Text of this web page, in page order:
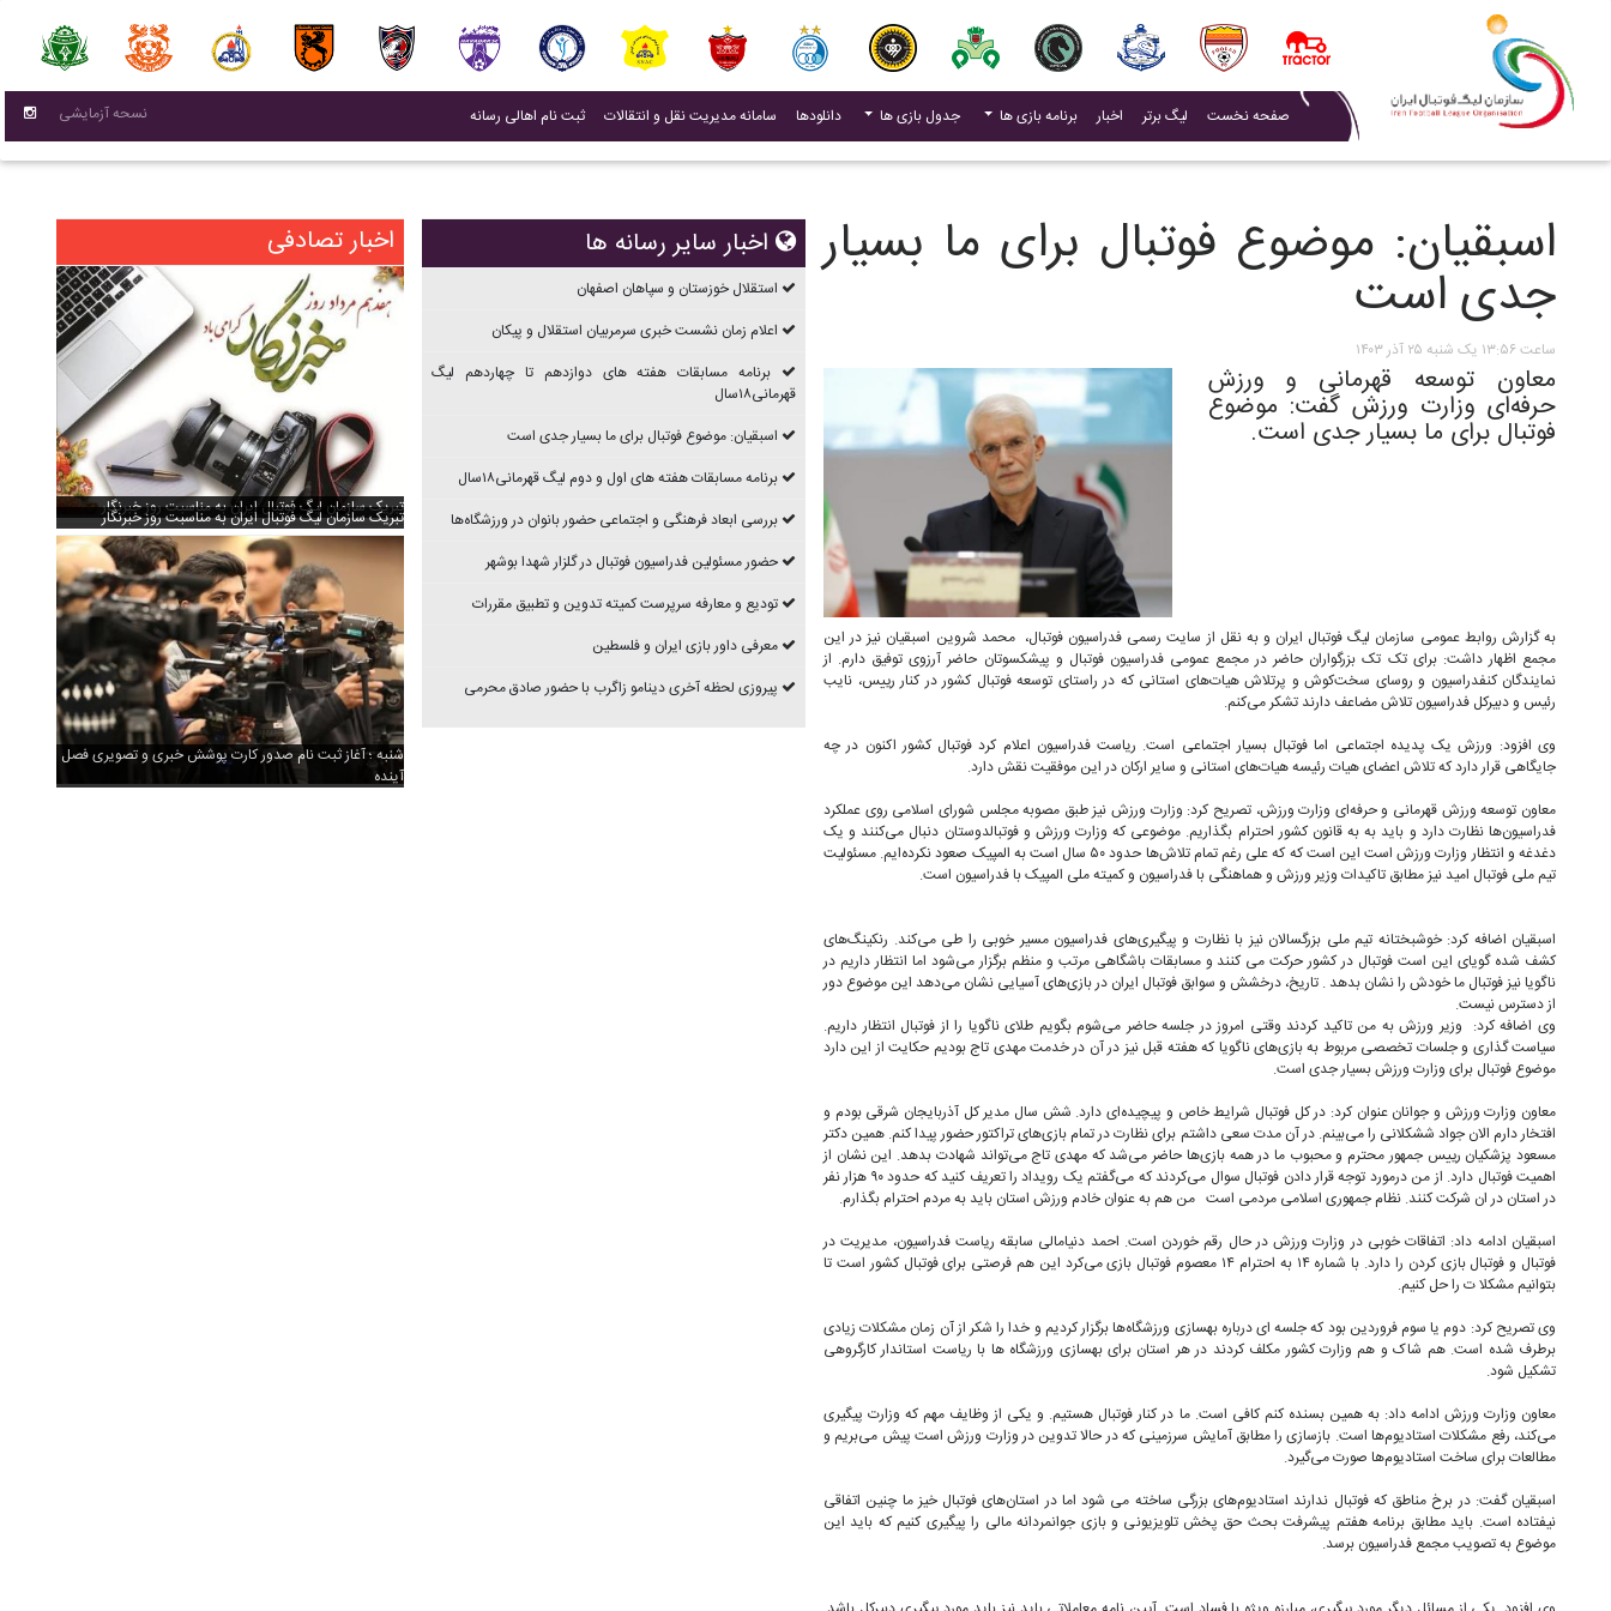
صفحه نخست لیگ برتر اخبار(current) برنامه بازی ها جدول بازی ها دانلودها سامانه مدیریت نقل و انتقالات
(current) ثبت نام اهالی رسانه
(current) نسحه آزمایشی
اسبقیان: موضوع فوتبال برای ما بسیار
جدی است
ساعت ۱۳:۵۶ یک شنبه ۲۵ آذر ۱۴۰۳
معاون توسعه قهرمانی و ورزش
حرفه‌ای وزارت ورزش گفت: موضوع
فوتبال برای ما بسیار جدی است.
به گزارش روابط عمومی سازمان لیگ فوتبال ایران و به نقل از سایت رسمی فدراسیون فوتبال، محمد شروین اسبقیان نیز در این
مجمع اظهار داشت: برای تک تک بزرگواران حاضر در مجمع عمومی فدراسیون فوتبال و پیشکسوتان حاضر آرزوی توفیق دارم. از
نمایندگان کنفدراسیون و روسای سخت‌کوش و پرتلاش هیات‌های استانی که در راستای توسعه فوتبال کشور در کنار رییس، نایب
رئیس و دبیرکل فدراسیون تلاش مضاعف دارند تشکر می‌کنم.
وی افزود: ورزش یک پدیده اجتماعی اما فوتبال بسیار اجتماعی است. ریاست فدراسیون اعلام کرد فوتبال کشور اکنون در چه
جایگاهی قرار دارد که تلاش اعضای هیات رئیسه هیات‌های استانی و سایر ارکان در این موفقیت نقش دارد‌.
معاون توسعه ورزش قهرمانی و حرفه‌ای وزارت ورزش، تصریح کرد: وزارت ورزش نیز طبق مصوبه مجلس شورای اسلامی روی عملکرد
فدراسیون‌ها نظارت دارد و باید به به قانون کشور احترام بگذاریم. موضوعی که وزارت ورزش و فوتبالدوستان دنبال می‌کنند و یک
دغدغه و انتظار وزارت ورزش است این است که که علی رغم تمام تلاش‌ها حدود ۵۰ سال است به المپیک صعود نکرده‌ایم. مسئولیت
تیم ملی فوتبال امید نیز مطابق تاکیدات وزیر ورزش و هماهنگی با فدراسیون و کمیته ملی المپیک با فدراسیون است.
اسبقیان اضافه کرد: خوشبختانه تیم ملی بزرگسالان نیز با نظارت و پیگیری‌های فدراسیون مسیر خوبی را طی می‌کند. رنکینگ‌های
کشف شده گویای این است فوتبال در کشور حرکت می کنند و مسابقات باشگاهی مرتب و منظم برگزار می‌شود اما انتظار داریم در
ناگویا نیز فوتبال ما خودش را نشان بدهد . تاریخ، درخشش و سوابق فوتبال ایران در بازی‌های آسیایی نشان می‌دهد این موضوع دور
از دسترس نیست.
وی اضافه کرد: وزیر ورزش به من تاکید کردند وقتی امروز در جلسه حاضر می‌شوم بگویم طلای ناگویا را از فوتبال انتظار داریم.
سیاست گذاری و جلسات تخصصی مربوط به بازی‌های ناگویا که هفته قبل نیز در آن در خدمت مهدی تاج بودیم حکایت از این دارد
موضوع فوتبال برای وزارت ورزش بسیار جدی است.
معاون وزارت ورزش و جوانان عنوان کرد: در کل فوتبال شرایط خاص و پیچیده‌ای دارد. شش سال مدیر کل آذربایجان شرقی بودم و
افتخار دارم الان جواد ششکلانی را می‌بینم. در آن مدت سعی داشتم برای نظارت در تمام بازی‌های تراکتور حضور پیدا کنم. همین دکتر
مسعود پزشکیان رییس جمهور محترم و محبوب ما در همه بازی‌ها حاضر می‌شد که مهدی تاج می‌تواند شهادت بدهد. این نشان از
اهمیت فوتبال دارد. از من درمورد توجه قرار دادن فوتبال سوال می‌کردند که می‌گفتم یک رویداد را تعریف کنید که حدود ۹۰ هزار نفر
در استان در ان شرکت کنند. نظام جمهوری اسلامی مردمی است من هم به عنوان خادم ورزش استان باید به مردم احترام بگذارم.
اسبقیان ادامه داد: اتفاقات خوبی در وزارت ورزش در حال رقم خوردن است. احمد دنیامالی سابقه ریاست فدراسیون، مدیریت در
فوتبال و فوتبال بازی کردن را دارد. با شماره ۱۴ به احترام ۱۴ معصوم فوتبال بازی می‌کرد این هم فرصتی برای فوتبال کشور است تا
بتوانیم مشکلا ت را حل کنیم.
وی تصریح کرد: دوم یا سوم فروردین بود که جلسه ای درباره بهسازی ورزشگاه‌ها برگزار کردیم و خدا را شکر از آن زمان مشکلات زیادی
برطرف شده است. هم شاک و هم وزارت کشور مکلف کردند در هر استان برای بهسازی ورزشگاه ها با ریاست استاندار کارگروهی
تشکیل شود.
معاون وزارت ورزش ادامه داد: به همین بسنده کنم کافی است. ما در کنار فوتبال هستیم. و یکی از وظایف مهم که وزارت پیگیری
می‌کند، رفع مشکلات استادیوم‌ها است. بازسازی را مطابق آمایش سرزمینی که در حالا تدوین در وزارت ورزش است پیش می‌بریم و
مطالعات برای ساخت استادیوم‌ها صورت می‌گیرد.
اسبقیان گفت: در برخ مناطق که فوتبال ندارند استادیوم‌های بزرگی ساخته می شود اما در استان‌های فوتبال خیز ما چنین اتفاقی
نیفتاده است‌. باید مطابق برنامه هفتم پیشرفت بحث حق پخش تلویزیونی و بازی جوانمردانه مالی را پیگیری کنیم که باید این
موضوع به تصویب مجمع فدراسیون برسد.
اخبار سایر رسانه ها
استقلال خوزستان و سپاهان اصفهان
اعلام زمان نشست خبری سرمربیان استقلال و پیکان
برنامه مسابقات هفته های دوازدهم تا چهاردهم ليگ
قهرمانی۱۸سال
اسبقیان: موضوع فوتبال برای ما بسیار جدی است
برنامه مسابقات هفته های اول و دوم ليگ قهرمانی۱۸سال
بررسی ابعاد فرهنگی و اجتماعی حضور بانوان در ورزشگاه‌ها
حضور مسئولین فدراسیون فوتبال در گلزار شهدا بوشهر
تودیع و معارفه سرپرست کمیته تدوین و تطبیق مقررات
معرفی داور بازی ایران و فلسطین
پیروزی لحظه آخری دینامو زاگرب با حضور صادق محرمی
اخبار تصادفی
تبریک سازمان لیگ فوتبال ایران به مناسبت روز خبرنگار
تبریک سازمان لیگ فوتبال ایران به مناسبت روز خبرنگار
شنبه ؛ آغاز ثبت نام صدور کارت پوشش خبری و تصویری فصل
آینده